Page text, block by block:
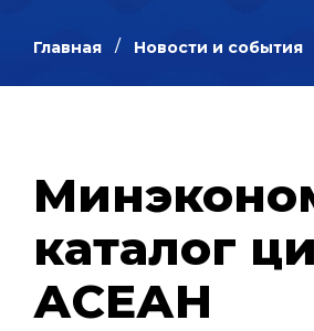
Главная Новости и события
каталог
АСЕАН